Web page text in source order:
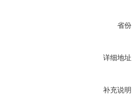
省份
详细地址
补充说明